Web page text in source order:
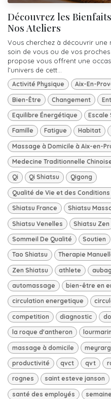
Découvrez les
Nos Ateliers
Vous cherchez à découvrir
soin de vous ou de vos
propose vous offrent une
l’univers de cett...
Activité Physique Aix-En-
Bien-Être Changement
Equilibre Énergétique Escale
Famille Fatigue Habitat
Massage à Domicile à Aix-en-
Medecine Traditionnelle
Qi Qi Shiatsu Qigong
Qualité de Vie et des Conditions
Shiatsu France Shiatsu
Shiatsu Venelles Shiatsu Zen
Sommeil De Qualité Soutien
Tao Shiatsu Therapie
Zen Shiatsu athlete
automassage bien-être en
circulation energetique
competition diagnostic
la roque d'antheron lourmarin
massage à domicile
productivité qvct qvt
rognes saint esteve janson
santé des employés